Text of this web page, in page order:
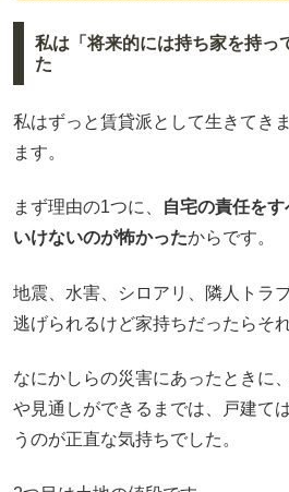
私は「将来的には持ち家を持っ
た
私はずっと賃貸派として生きてき
ます。
まず理由の1つに、
自宅の責任を
いけないのが怖かったからです。
地震、水害、シロアリ、隣人トラ
逃げられるけど家持ちだったらそ
なにかしらの災害にあったときに
や見通しができるまでは、戸建て
うのが正直な気持ちでした。